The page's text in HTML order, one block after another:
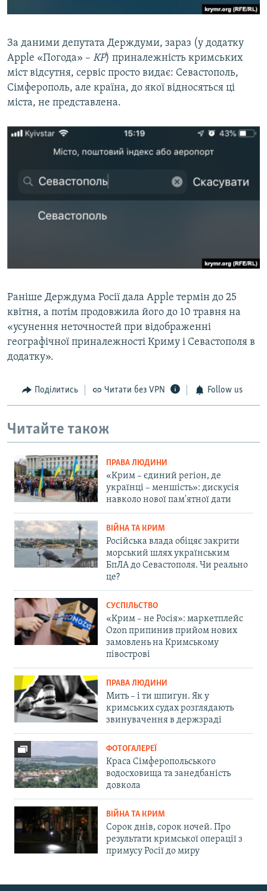
За даними депутата Держдуми, зараз (у додатку
Apple «Погода» – КР) приналежність кримських
міст відсутня, сервіс просто видає: Севастополь,
Сімферополь, але країна, до якої відносяться ці
міста, не представлена.
Раніше Держдума Росії дала Apple термін до 25
квітня, а потім продовжила його до 10 травня на
«усунення неточностей при відображенні
географічної приналежності Криму і Севастополя в
додатку».
Поділитись Читати без VPN Follow us
Читайте також
ПРАВА ЛЮДИНИ
«Крим – єдиний регіон, де
українці – меншість»: дискусія
навколо нової пам'ятної дати
ВІЙНА ТА КРИМ
Російська влада обіцяє закрити
морський шлях українським
БпЛА до Севастополя. Чи реально
це?
СУСПІЛЬСТВО
«Крим – не Росія»: маркетплейс
Ozon припинив прийом нових
замовлень на Кримському
півострові
ПРАВА ЛЮДИНИ
Мить – і ти шпигун. Як у
кримських судах розглядають
звинувачення в держзраді
ФОТОГАЛЕРЕЇ
Краса Сімферопольського
водосховища та занедбаність
довкола
ВІЙНА ТА КРИМ
Сорок днів, сорок ночей. Про
результати кримської операції з
примусу Росії до миру